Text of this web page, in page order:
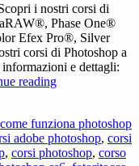
i nostri corsi di
Phase One®
Efex Pro®, Silver
corsi di Photoshop a
e dettagli:
readingPhotoshop
Vuoi
un
corso
come funziona photoshop
adobe photoshop, corsi
, corsi photoshop, corso